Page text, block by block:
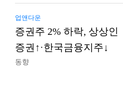
업앤다운
증권주 2% 하락, 상상인
증권↑·한국금융지주↓
동향